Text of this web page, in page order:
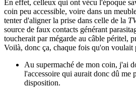
En effet, celleux qui ont vécu l'époque
coin peu accessible, voire dans un
tenter d'aligner la prise dans celle de la
source de faux contacts générant
toucherait par mégarde au câble péritel,
Voilà, donc ça, chaque fois qu'on voulait
Au supermaché de mon coin, j'ai
l'accessoire qui aurait donc dû me
disposition.